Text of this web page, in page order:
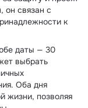
он связан с
к
даты — 30
выбрать
Оба дня
жизни, позволяя